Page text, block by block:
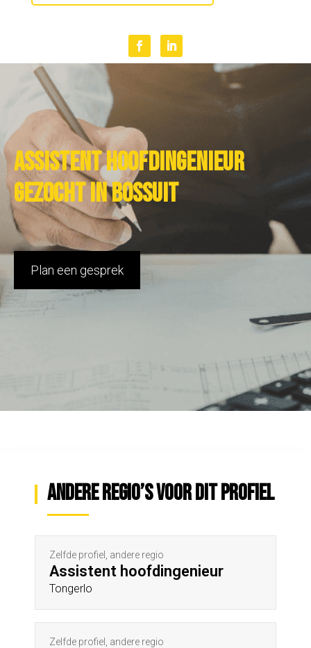
Assistent hoofdingenieur
gezocht in Bossuit
Plan een gesprek
Andere regio’s voor dit profiel
Zelfde profiel, andere regio
Assistent hoofdingenieur
Tongerlo
Zelfde profiel, andere regio